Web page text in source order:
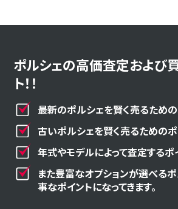
ポルシェの高価査定および
ト！！
最新のポルシェを賢く売るための
古いポルシェを賢く売るためのポ
年式やモデルによって査定するポ
また豊富なオプションが選べる
事なポイントになってきます。